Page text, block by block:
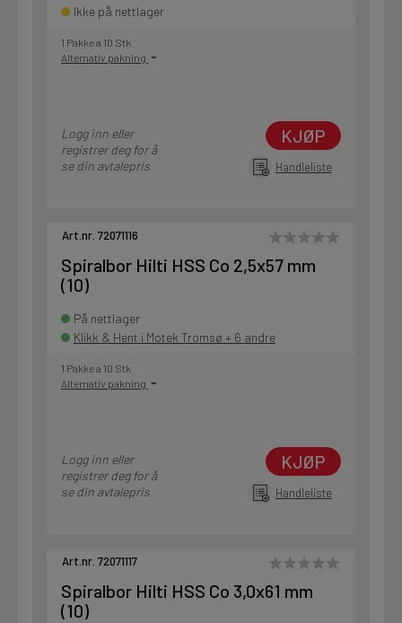
Ikke på nettlager
1 Pakke a 10 Stk
Alternativ pakning
Logg inn eller
registrer deg for å
se din avtalepris
KJØP
Handleliste
Art.nr. 72071116
Spiralbor Hilti HSS Co 2,5x57 mm
(10)
På nettlager
Klikk & Hent i Motek Tromsø + 6 andre
1 Pakke a 10 Stk
Alternativ pakning
Logg inn eller
registrer deg for å
se din avtalepris
KJØP
Handleliste
Art.nr. 72071117
Spiralbor Hilti HSS Co 3,0x61 mm
(10)